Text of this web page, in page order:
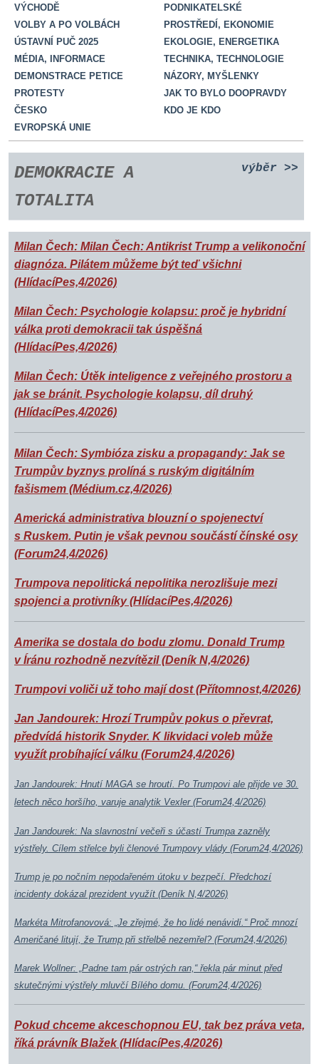
VÝCHODĚ
VOLBY A PO VOLBÁCH
ÚSTAVNÍ PUČ 2025
MÉDIA, INFORMACE
DEMONSTRACE PETICE
PROTESTY
ČESKO
EVROPSKÁ UNIE
PODNIKATELSKÉ
PROSTŘEDÍ, EKONOMIE
EKOLOGIE, ENERGETIKA
TECHNIKA, TECHNOLOGIE
NÁZORY, MYŠLENKY
JAK TO BYLO DOOPRAVDY
KDO JE KDO
DEMOKRACIE A
TOTALITA
výběr >>
Milan Čech: Milan Čech: Antikrist Trump a velikonoční
diagnóza. Pilátem můžeme být teď všichni
(HlídacíPes,4/2026)
Milan Čech: Psychologie kolapsu: proč je hybridní
válka proti demokracii tak úspěšná
(HlídacíPes,4/2026)
Milan Čech: Útěk inteligence z veřejného prostoru a
jak se bránit. Psychologie kolapsu, díl druhý
(HlídacíPes,4/2026)
Milan Čech: Symbióza zisku a propagandy: Jak se
Trumpův byznys prolíná s ruským digitálním
fašismem (Médium.cz,4/2026)
Americká administrativa blouzní o spojenectví
s Ruskem. Putin je však pevnou součástí čínské osy
(Forum24,4/2026)
Trumpova nepolitická nepolitika nerozlišuje mezi
spojenci a protivníky (HlídacíPes,4/2026)
Amerika se dostala do bodu zlomu. Donald Trump
v Íránu rozhodně nezvítězil (Deník N,4/2026)
Trumpovi voliči už toho mají dost (Přítomnost,4/2026)
Jan Jandourek: Hrozí Trumpův pokus o převrat,
předvídá historik Snyder. K likvidaci voleb může
využít probíhající válku (Forum24,4/2026)
Jan Jandourek: Hnutí MAGA se hroutí. Po Trumpovi ale přijde ve 30.
letech něco horšího, varuje analytik Vexler (Forum24,4/2026)
Jan Jandourek: Na slavnostní večeři s účastí Trumpa zazněly
výstřely. Cílem střelce byli členové Trumpovy vlády (Forum24,4/2026)
Trump je po nočním nepodařeném útoku v bezpečí. Předchozí
incidenty dokázal prezident využít (Deník N,4/2026)
Markéta Mitrofanovová: „Je zřejmé, že ho lidé nenávidí.“ Proč mnozí
Američané litují, že Trump při střelbě nezemřel? (Forum24,4/2026)
Marek Wollner: „Padne tam pár ostrých ran,“ řekla pár minut před
skutečnými výstřely mluvčí Bílého domu. (Forum24,4/2026)
Pokud chceme akceschopnou EU, tak bez práva veta,
říká právník Blažek (HlídacíPes,4/2026)